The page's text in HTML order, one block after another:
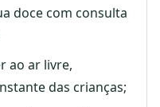
doce com consulta
ao ar livre,
das crianças;